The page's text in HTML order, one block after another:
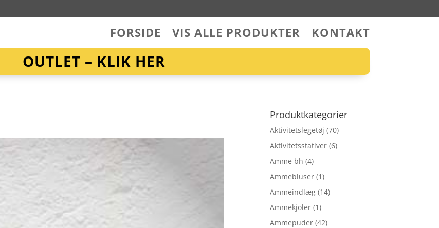
FORSIDE VIS ALLE PRODUKTER KONTAKT
OUTLET – KLIK HER
Produktkategorier
Aktivitetslegetøj (70)
Aktivitetsstativer (6)
Amme bh (4)
Ammebluser (1)
Ammeindlæg (14)
Ammekjoler (1)
Ammepuder (42)